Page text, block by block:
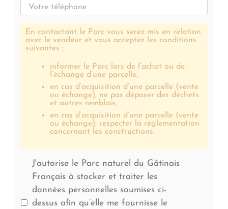
En contactant le Parc vous serez mis en relation
avec le vendeur et vous acceptez les conditions
suivantes :
informer le Parc lors de l’achat ou de
l’échange d’une parcelle,
en cas d’acquisition d’une parcelle (vente
ou échange), ne pas déposer des déchets
et autres remblais,
en cas d’acquisition d’une parcelle (vente
ou échange), respecter la réglementation
concernant les constructions.
J'autorise le Parc naturel du Gâtinais
Français à stocker et traiter les
données personnelles soumises ci-
dessus afin qu’elle me fournisse le